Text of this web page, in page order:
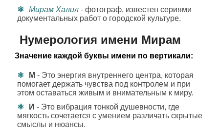
Мирам Халил - фотограф, известен сериями
документальных работ о городской культуре.
Нумерология имени Мирам
Значение каждой буквы имени по вертикали:
М - Это энергия внутреннего центра, которая
помогает держать чувства под контролем и при
этом оставаться живым и внимательным к миру.
И - Это вибрация тонкой душевности, где
мягкость сочетается с умением различать скрытые
смыслы и нюансы.